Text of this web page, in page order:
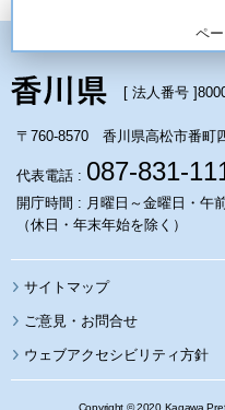
ペ
[ 法人番号 ]
〒760-8570 香川県高松市番町
代表電話 : 087-831-
開庁時間 : 月曜日～金曜日・午
（休日・年末年始を除く）
サイトマップ
ウェブアクセシビリティ方針
Copyright © 2020 Kagawa